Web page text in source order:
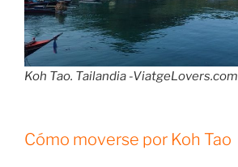
Koh Tao. Tailandia -ViatgeLovers.com
Cómo moverse por Koh Tao